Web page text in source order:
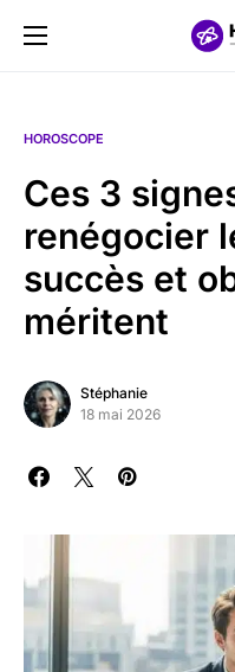
HOROSCOPE
Ces 3
renégocier
succès et
méritent
Stéphanie
18 mai 2026